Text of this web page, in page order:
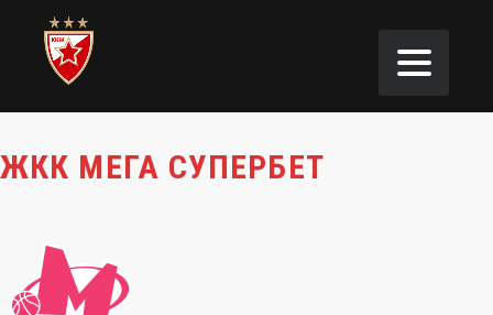
ЖКК МЕГА СУПЕРБЕТ